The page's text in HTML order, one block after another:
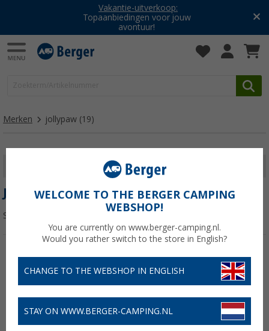
Vakantie-uitverkoop:
Topaanbiedingen voor jouw
avontuur!
Merken jollypaw (19)
FILTER WEERGEVEN
JOLLYPAW
Sorteren:
WELCOME TO THE BERGER CAMPING
WEBSHOP!
You are currently on www.berger-camping.nl.
Would you rather switch to the store in English?
CHANGE TO THE WEBSHOP IN ENGLISH
STAY ON WWW.BERGER-CAMPING.NL